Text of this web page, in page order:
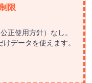
限
正使用方針）なし。
データを使えます。